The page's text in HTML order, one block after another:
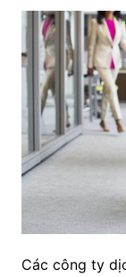
Các công ty